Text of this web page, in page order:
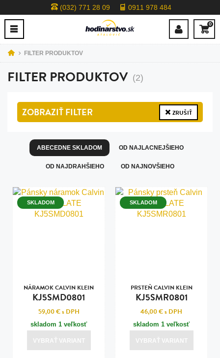
(032) 771 28 09 0911 978 484
0
FILTER PRODUKTOV
FILTER PRODUKTOV (2)
ZOBRAZIŤFILTER ZRUŠIŤ
ABECEDNE SKLADOM OD NAJLACNEJŠIEHO
OD NAJDRAHŠIEHO OD NAJNOVŠIEHO
SKLADOM
NÁRAMOK CALVIN KLEIN
KJ5SMD0801
59,00 €s DPH
skladom 1 veľkosť
VYBRAŤ VARIANT
SKLADOM
PRSTEŇ CALVIN KLEIN
KJ5SMR0801
46,00 €s DPH
skladom 1 veľkosť
VYBRAŤ VARIANT